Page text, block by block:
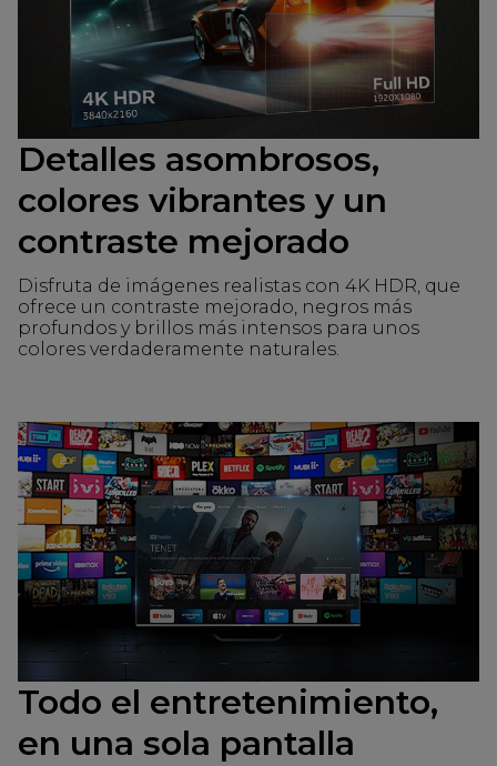
Detalles asombrosos,
colores vibrantes y un
contraste mejorado
Disfruta de imágenes realistas con 4K HDR, que
ofrece un contraste mejorado, negros más
profundos y brillos más intensos para unos
colores verdaderamente naturales.
Todo el entretenimiento,
en una sola pantalla